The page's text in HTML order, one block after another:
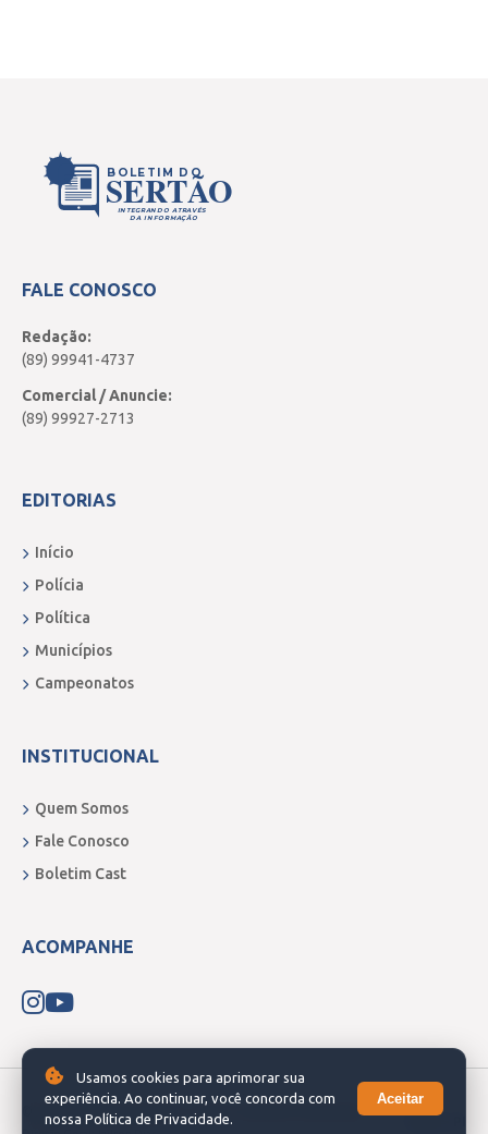
BOLETIM DO
SERTÃO
INTEGRANDO ATRAVÉS
DA INFORMAÇÃO
FALE CONOSCO
Redação:
(89) 99941-4737
Comercial / Anuncie:
(89) 99927-2713
EDITORIAS
Início
Polícia
Política
Municípios
Campeonatos
INSTITUCIONAL
Quem Somos
Fale Conosco
Boletim Cast
ACOMPANHE
© 2026 Boletim do Sertão. Todos os direitos reservados.
Usamos cookies para aprimorar sua
experiência. Ao continuar, você concorda com
nossa Política de Privacidade.
Aceitar